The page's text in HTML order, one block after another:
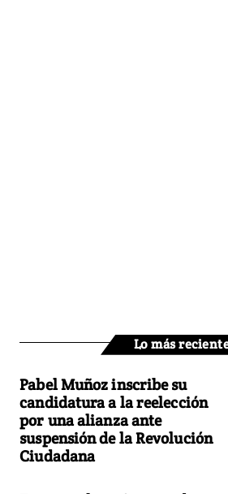
Lo más
Pabel Muñoz inscribe su
candidatura a la reelección
por una alianza ante
suspensión de la Revolución
Ciudadana